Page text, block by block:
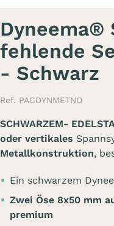
Dyneema®
fehlende
- Schwarz
Ref. PACDYNMETNO
SCHWARZEM-
oder vertikales
Metallkonstruktion,
Ein schwarzem
Zwei Öse 8x50 mm
premium